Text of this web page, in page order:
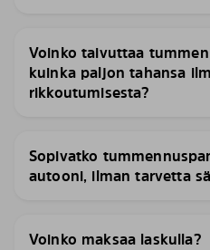
Voinko taivuttaa
kuinka paljon tahansa
rikkoutumisesta?
Sopivatko
autooni, ilman tarvetta
Voinko maksaa laskulla?